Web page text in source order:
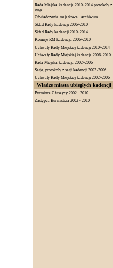
Rada Miejska kadencja 2010÷2014 protokoły z
sesji
Oświadczenia majątkowe - archiwum
Skład Rady kadencji 2006÷2010
Skład Rady kadencji 2010÷2014
Komisje RM kadencja 2006÷2010
Uchwały Rady Miejskiej kadencji 2010÷2014
Uchwały Rady Miejskiej kadencja 2006÷2010
Rada Miejska kadencja 2002÷2006
Sesje, protokoły z sesji kadencji 2002÷2006
Uchwały Rady Miejskiej kadencji 2002÷2006
Władze miasta ubiegłych kadencji
Burmistrz Głuszycy 2002 - 2010
Zastępca Burmistrza 2002 - 2010